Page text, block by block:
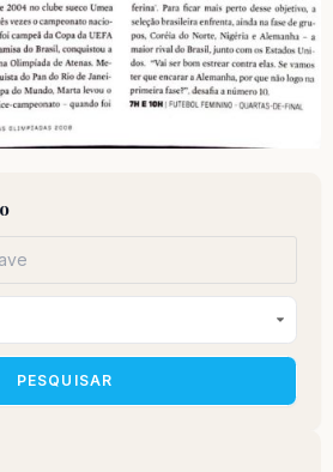
PESQUISAR